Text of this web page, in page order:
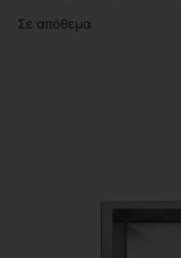
Σε απόθεμα